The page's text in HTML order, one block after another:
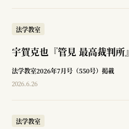
法学教室
宇賀克也『管見 最高裁判所』
法学教室2026年7月号（550号）掲載
2026.6.26
法学教室